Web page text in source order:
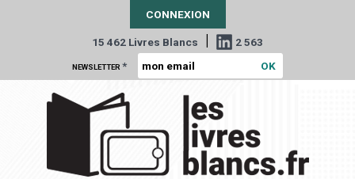
CONNEXION
15 462 Livres Blancs | 2 563
NEWSLETTER *